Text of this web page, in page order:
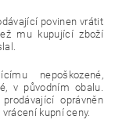
povinen vrátit
mu kupující zboží
nepoškozené,
v původním obalu.
oprávněn
kupní ceny.